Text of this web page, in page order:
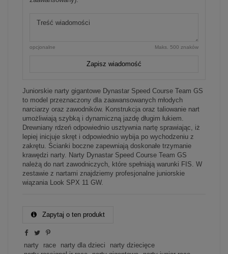
opcjonalne Maks. 500 znaków
Zapisz wiadomość
Juniorskie narty gigantowe Dynastar Speed Course Team GS
to model przeznaczony dla zaawansowanych młodych
narciarzy oraz zawodników. Konstrukcja oraz taliowanie nart
umożliwiają szybką i dynamiczną jazdę długim łukiem.
Drewniany rdzeń odpowiednio usztywnia nartę sprawiając, iż
lepiej inicjuje skręt i odpowiednio wybija po wychodzeniu z
zakrętu. Ścianki boczne zapewniają doskonałe trzymanie
krawędzi narty. Narty Dynastar Speed Course Team GS
należą do nart zawodniczych, które spełniają warunki FIS. W
zestawie z nartami znajdziemy profesjonalne juniorskie
wiązania Look SPX 11 GW.
Zapytaj o ten produkt
narty race narty dla dzieci
narty dziecięce